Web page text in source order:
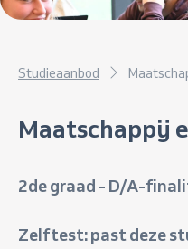
Studieaanbod
Maatschappij
2de graad - D/A-
Zelftest: past deze